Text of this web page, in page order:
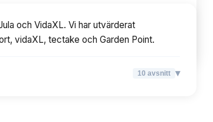
10avsnitt
och VidaXL. Vi har utvärderat
vidaXL, tectake och Garden Point.
10 avsnitt ▾